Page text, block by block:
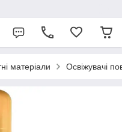
матеріали Освіжувачі